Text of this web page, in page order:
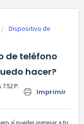
Dispositivo de
de teléfono
hacer?
Imprimir
P.